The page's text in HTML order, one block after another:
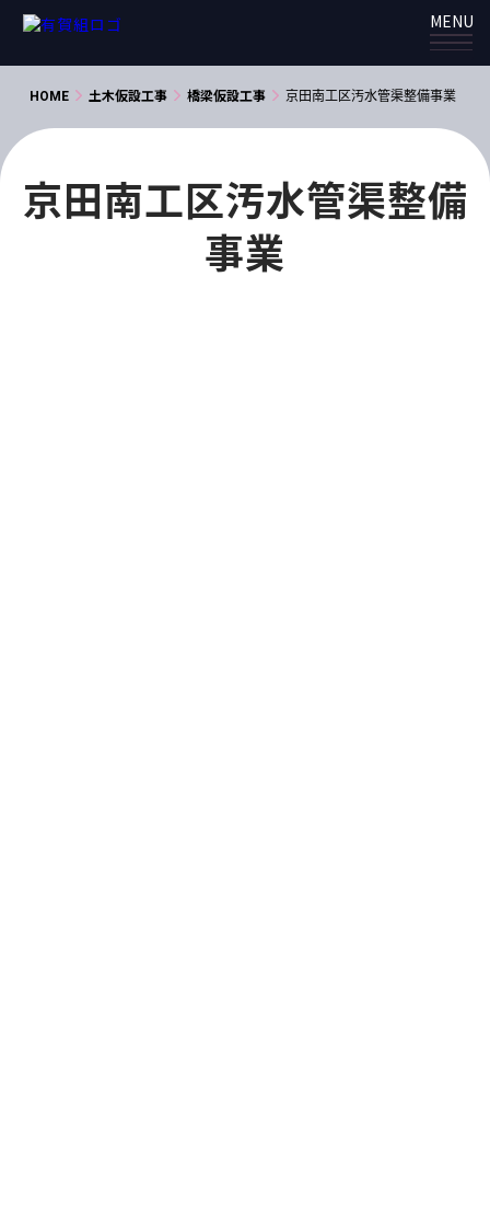
MENU
HOME 土木仮設工事 橋梁仮設工事 京田南工区汚水管渠整備事業
京田南工区汚水管渠整備
事業